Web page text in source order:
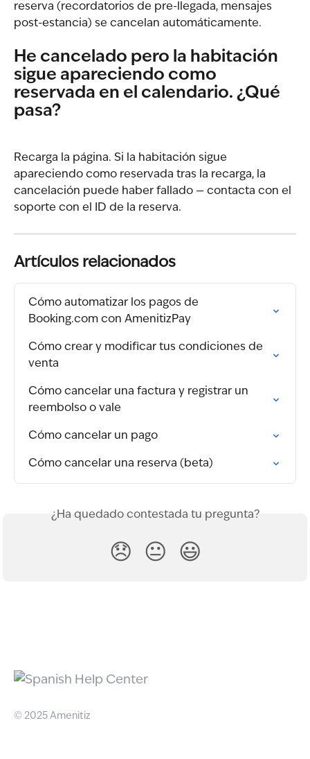
reserva (recordatorios de pre-llegada, mensajes
post-estancia) se cancelan automáticamente.
He cancelado pero la habitación
sigue apareciendo como
reservada en el calendario. ¿Qué
pasa?
Recarga la página. Si la habitación sigue
apareciendo como reservada tras la recarga, la
cancelación puede haber fallado — contacta con el
soporte con el ID de la reserva.
Artículos relacionados
Cómo automatizar los pagos de
Booking.com con AmenitizPay
Cómo crear y modificar tus condiciones de
venta
Cómo cancelar una factura y registrar un
reembolso o vale
Cómo cancelar un pago
Cómo cancelar una reserva (beta)
¿Ha quedado contestada tu pregunta?
😞 😐 😃
© 2025 Amenitiz